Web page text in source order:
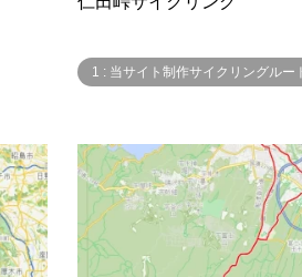
1 : 当サイト制作サイクリングルー